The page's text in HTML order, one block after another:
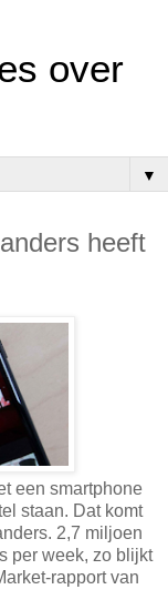
over
▼
heeft
een smartphone
staan. Dat komt
2,7 miljoen
per week, zo blijkt
rapport van